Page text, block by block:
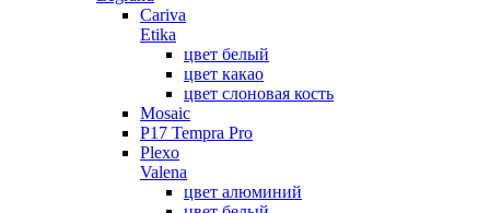
Cariva
Etika
цвет белый
цвет какао
цвет слоновая кость
Mosaic
P17 Tempra Pro
Plexo
Valena
цвет алюминий